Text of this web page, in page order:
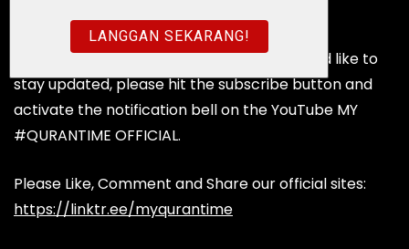
If you benefited from our content and would like to
stay updated, please hit the subscribe button and
activate the notification bell on the YouTube MY
#QURANTIME OFFICIAL.
Please Like, Comment and Share our official sites:
https://linktr.ee/myqurantime